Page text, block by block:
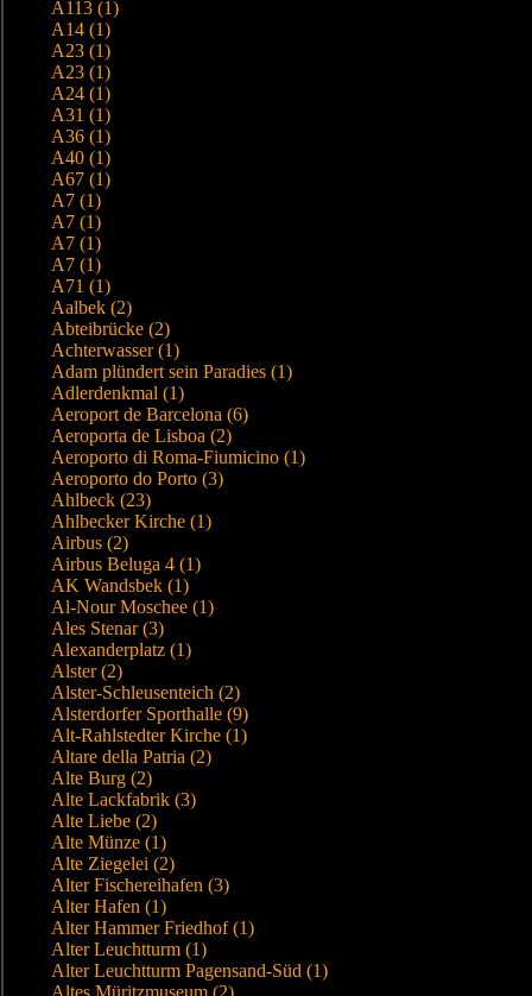
A113 (1)
A14 (1)
A23 (1)
A23 (1)
A24 (1)
A31 (1)
A36 (1)
A40 (1)
A67 (1)
A7 (1)
A7 (1)
A7 (1)
A7 (1)
A71 (1)
Aalbek (2)
Abteibrücke (2)
Achterwasser (1)
Adam plündert sein Paradies (1)
Adlerdenkmal (1)
Aeroport de Barcelona (6)
Aeroporta de Lisboa (2)
Aeroporto di Roma-Fiumicino (1)
Aeroporto do Porto (3)
Ahlbeck (23)
Ahlbecker Kirche (1)
Airbus (2)
Airbus Beluga 4 (1)
AK Wandsbek (1)
Al-Nour Moschee (1)
Ales Stenar (3)
Alexanderplatz (1)
Alster (2)
Alster-Schleusenteich (2)
Alsterdorfer Sporthalle (9)
Alt-Rahlstedter Kirche (1)
Altare della Patria (2)
Alte Burg (2)
Alte Lackfabrik (3)
Alte Liebe (2)
Alte Münze (1)
Alte Ziegelei (2)
Alter Fischereihafen (3)
Alter Hafen (1)
Alter Hammer Friedhof (1)
Alter Leuchtturm (1)
Alter Leuchtturm Pagensand-Süd (1)
Altes Müritzmuseum (2)